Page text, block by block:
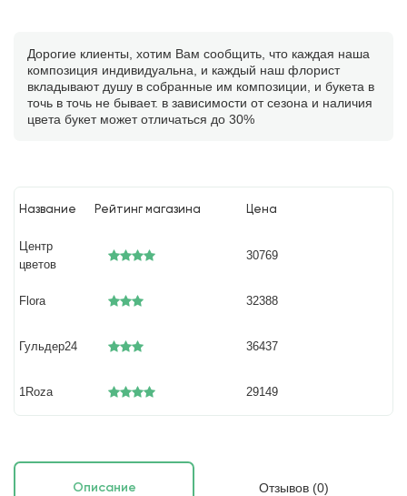
Дорогие клиенты, хотим Вам сообщить, что каждая наша
композиция индивидуальна, и каждый наш флорист
вкладывают душу в собранные им композиции, и букета в
точь в точь не бывает. в зависимости от сезона и наличия
цвета букет может отличаться до 30%
Название Рейтинг магазина Цена
Центр
цветов
30769
Flora 32388
Гульдер24 36437
1Roza 29149
Описание Отзывов (0)